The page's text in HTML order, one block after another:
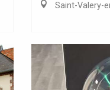
Saint-Valery-